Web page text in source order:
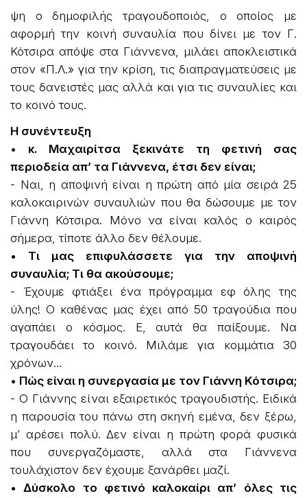
ψη ο δημοφιλής τραγουδοποιός, ο οποίος με
αφορμή την κοινή συναυλία που δίνει με τον Γ.
Κότσιρα απόψε στα Γιάννενα, μιλάει αποκλειστικά
στον «Π.Λ.» για την κρίση, τις διαπραγματεύσεις με
τους δανειστές μας αλλά και για τις συναυλίες και
το κοινό τους.
Η συνέντευξη
• κ. Μαχαιρίτσα ξεκινάτε τη φετινή σας
περιοδεία απ’ τα Γιάννενα, έτσι δεν είναι;
- Nαι, η αποψινή είναι η πρώτη από μία σειρά 25
καλοκαιρινών συναυλιών που θα δώσουμε με τον
Γιάννη Κότσιρα. Μόνο να είναι καλός ο καιρός
σήμερα, τίποτε άλλο δεν θέλουμε.
• Τι μας επιφυλάσσετε για την αποψινή
συναυλία; Τι θα ακούσουμε;
- Έχουμε φτιάξει ένα πρόγραμμα εφ όλης της
ύλης! Ο καθένας μας έχει από 50 τραγούδια που
αγαπάει ο κόσμος. Ε, αυτά θα παίξουμε. Να
τραγουδάει το κοινό. Μιλάμε για κομμάτια 30
χρόνων…
• Πώς είναι η συνεργασία με τον Γιάννη Κότσιρα;
- Ο Γιάννης είναι εξαιρετικός τραγουδιστής. Ειδικά
η παρουσία του πάνω στη σκηνή εμένα, δεν ξέρω,
μ’ αρέσει πολύ. Δεν είναι η πρώτη φορά φυσικά
που συνεργαζόμαστε, αλλά στα Γιάννενα
τουλάχιστον δεν έχουμε ξανάρθει μαζί.
• Δύσκολο το φετινό καλοκαίρι απ’ όλες τις